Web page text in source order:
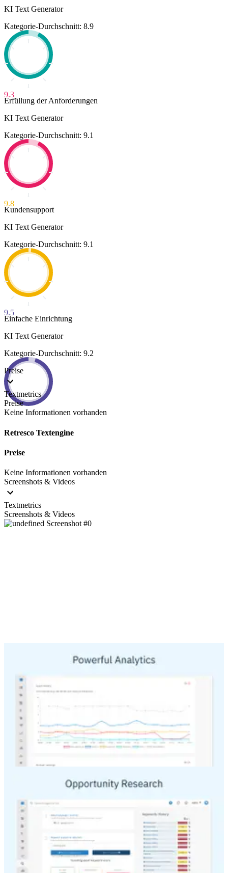
KI Text Generator
Kategorie-Durchschnitt: 8.9
9.3
Erfüllung der Anforderungen
KI Text Generator
Kategorie-Durchschnitt: 9.1
9.8
Kundensupport
KI Text Generator
Kategorie-Durchschnitt: 9.1
9.5
Einfache Einrichtung
KI Text Generator
Kategorie-Durchschnitt: 9.2
Preise
Textmetrics
Preise
Keine Informationen vorhanden
Retresco Textengine
Preise
Keine Informationen vorhanden
Screenshots & Videos
Textmetrics
Screenshots & Videos